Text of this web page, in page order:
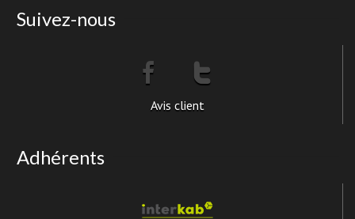
Suivez-nous
Avis client
Adhérents